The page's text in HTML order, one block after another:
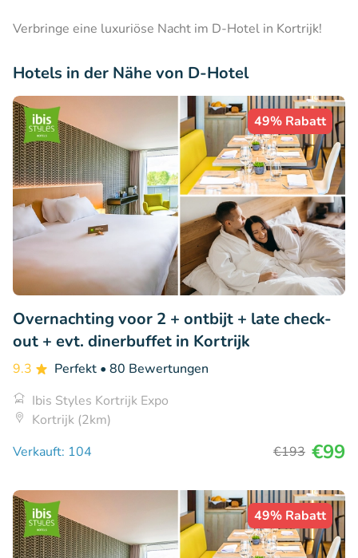
Verbringe eine luxuriöse Nacht im D-Hotel in Kortrijk!
Hotels in der Nähe von D-Hotel
49% Rabatt
Overnachting voor 2 + ontbijt + late check-
out + evt. dinerbuffet in Kortrijk
9.3 Perfekt • 80 Bewertungen
Ibis Styles Kortrijk Expo
Kortrijk (2km)
Verkauft: 104
€193 €99
49% Rabatt